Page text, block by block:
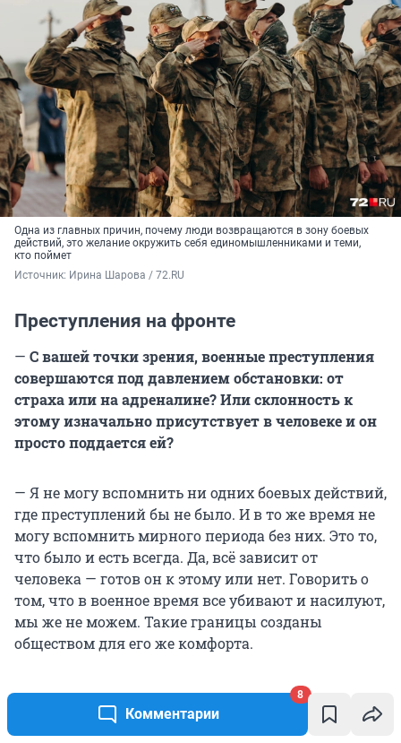
Комментарии
8
Одна из главных причин, почему люди возвращаются в зону боевых
действий, это желание окружить себя единомышленниками и теми,
кто поймет
Источник: Ирина Шарова / 72.RU
Преступления на фронте
— С вашей точки зрения, военные преступления
совершаются под давлением обстановки: от
страха или на адреналине? Или склонность к
этому изначально присутствует в человеке и он
просто поддается ей?
— Я не могу вспомнить ни одних боевых действий,
где преступлений бы не было. И в то же время не
могу вспомнить мирного периода без них. Это то,
что было и есть всегда. Да, всё зависит от
человека — готов он к этому или нет. Говорить о
том, что в военное время все убивают и насилуют,
мы же не можем. Такие границы созданы
обществом для его же комфорта.
Кажется, что на фронте вероятность того, что